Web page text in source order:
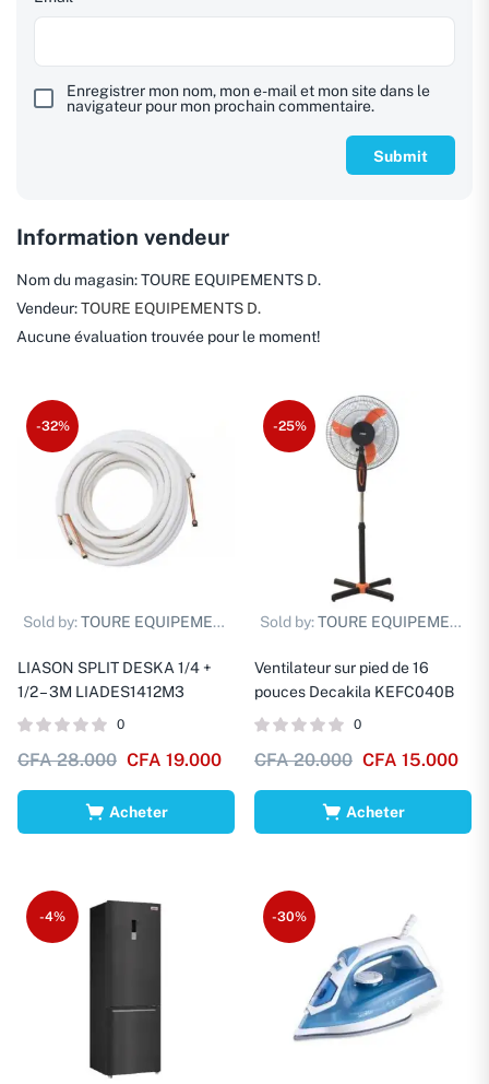
Enregistrer mon nom, mon e-mail et mon site dans le
navigateur pour mon prochain commentaire.
Information vendeur
Nom du magasin:TOURE EQUIPEMENTS D.
Vendeur:TOURE EQUIPEMENTS D.
Aucune évaluation trouvée pour le moment!
-32%
Sold by:TOURE EQUIPEMENTS D.
LIASON SPLIT DESKA 1/4 +
1/2 – 3M LIADES1412M3
0
CFA28.000 CFA 19.000
Acheter
-25%
Sold by:TOURE EQUIPEMENTS D.
Ventilateur sur pied de 16
pouces Decakila KEFC040B
0
CFA20.000 CFA 15.000
Acheter
-4% -30%